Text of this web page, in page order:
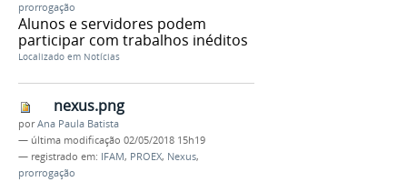
prorrogação
Alunos e servidores podem
participar com trabalhos inéditos
Localizado em Notícias
nexus.png
porAna Paula Batista
— última modificação 02/05/2018 15h19
— registrado em: IFAM, PROEX, Nexus,
prorrogação